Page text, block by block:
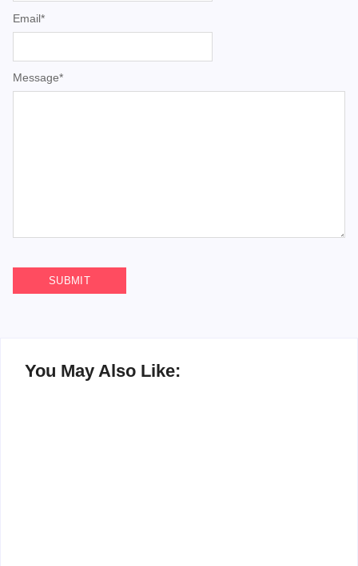
Message*
Email*
You May Also Like: